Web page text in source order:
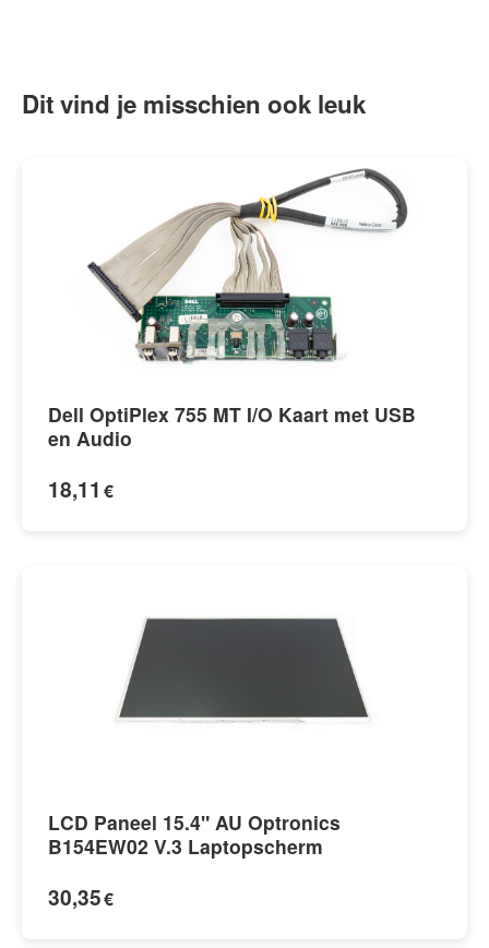
Dit vind je misschien ook leuk
Dell OptiPlex 755 MT I/O Kaart met USB
en Audio
18,11 €
LCD Paneel 15.4" AU Optronics
B154EW02 V.3 Laptopscherm
30,35€